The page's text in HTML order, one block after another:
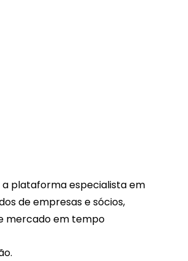
a plataforma especialista em
de empresas e sócios,
mercado em tempo